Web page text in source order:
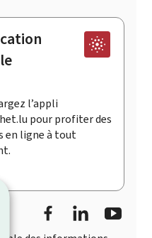
l’appli
pour profiter des
en ligne à tout
FacebookLinkedIn